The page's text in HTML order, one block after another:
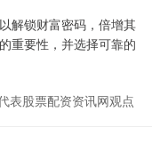
解锁财富密码，倍增其
重要性，并选择可靠的
表股票配资资讯网观点